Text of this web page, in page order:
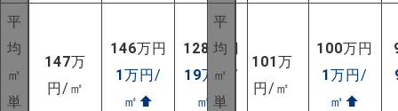
平
均
㎡
単
147万
円/㎡
146万円
1万円/
㎡ ⬆
128 万円
19万円/
㎡ ⬆
平
均
㎡
単
101万
円/㎡
100万円
1万円/
㎡ ⬆